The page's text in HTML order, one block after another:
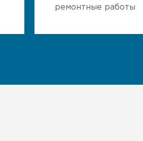
ремонтные работы